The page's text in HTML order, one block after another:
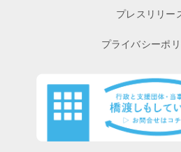
プレスリリー
プライバシーポ